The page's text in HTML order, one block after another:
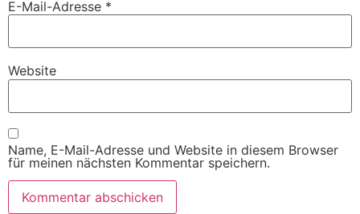
E-Mail-Adresse *
Website
Name, E-Mail-Adresse und Website in diesem Browser
für meinen nächsten Kommentar speichern.